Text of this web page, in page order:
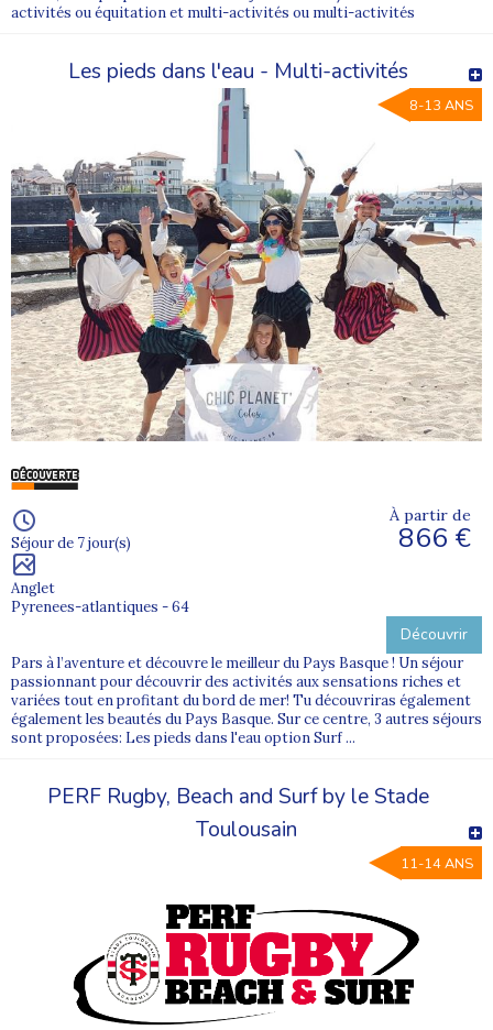
activités ou équitation et multi-activités ou multi-activités
Les pieds dans l'eau - Multi-activités
8-13 ANS
Séjour de 7 jour(s)
Anglet
Pyrenees-atlantiques - 64
À partir de
866 €
Découvrir
Pars à l’aventure et découvre le meilleur du Pays Basque ! Un séjour
passionnant pour découvrir des activités aux sensations riches et
variées tout en profitant du bord de mer! Tu découvriras également
également les beautés du Pays Basque. Sur ce centre, 3 autres séjours
sont proposées: Les pieds dans l'eau option Surf ...
PERF Rugby, Beach and Surf by le Stade
Toulousain
11-14 ANS